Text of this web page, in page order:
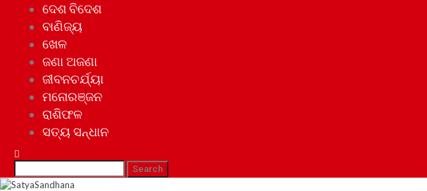
ଦେଶ ବିଦେଶ
ବାଣିଜ୍ୟ
ଖେଳ
ଜଣା ଅଜଣା
ଜୀବନଚର୍ଯ୍ୟା
ମନୋରଞ୍ଜନ
ରାଶିଫଳ
ସତ୍ୟ ସନ୍ଧାନ